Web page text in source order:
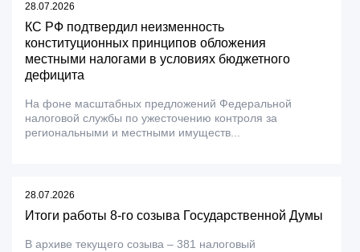
28.07.2026
КС РФ подтвердил неизменность
конституционных принципов обложения
местными налогами в условиях бюджетного
дефицита
На фоне масштабных предложений Федеральной
налоговой службы по ужесточению контроля за
региональными и местными имуществ...
28.07.2026
Итоги работы 8-го созыва Государственной Думы
В архиве текущего созыва – 381 налоговый